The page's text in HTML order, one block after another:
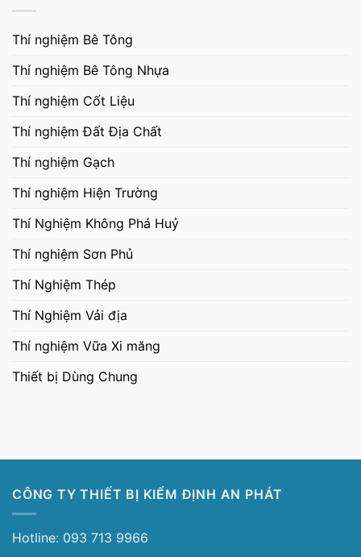
Thí nghiệm Bê Tông
Thí nghiệm Bê Tông Nhựa
Thí nghiệm Cốt Liệu
Thí nghiệm Đất Địa Chất
Thí nghiệm Gạch
Thí nghiệm Hiện Trường
Thí Nghiệm Không Phá Huỷ
Thí nghiệm Sơn Phủ
Thí Nghiệm Thép
Thí Nghiệm Vải địa
Thí nghiệm Vữa Xi măng
Thiết bị Dùng Chung
CÔNG TY THIẾT BỊ KIỂM ĐỊNH AN PHÁT
Hotline: 093 713 9966